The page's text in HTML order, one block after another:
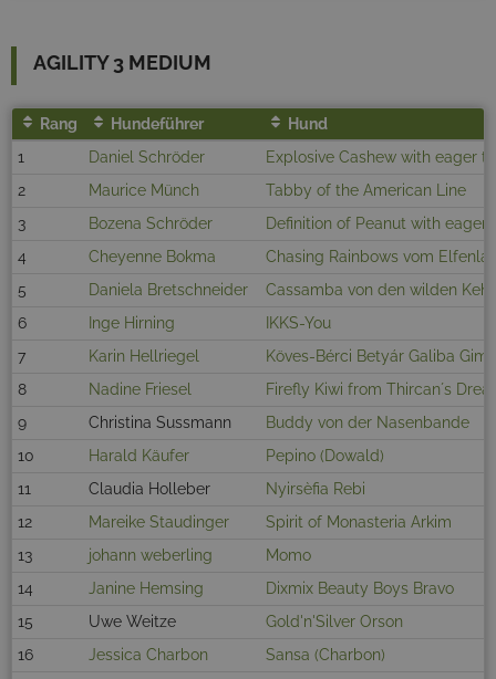
AGILITY 3 MEDIUM
Rang Hundeführer
Hund
1
Daniel Schröder
Explosive Cashew with eager
2
Maurice Münch
Tabby of the American Line
3
Bozena Schröder
Definition of Peanut with eager
4
Cheyenne Bokma
Chasing Rainbows vom
5
Daniela Bretschneider
Cassamba von den wilden
6
Inge Hirning
IKKS-You
7
Karin Hellriegel
Köves-Bérci Betyár Galiba
8
Nadine Friesel
Firefly Kiwi from Thircan´s
9
Christina Sussmann
Buddy von der Nasenbande
10
Harald Käufer
Pepino (Dowald)
11
Claudia Holleber
Nyirsèfia Rebi
12
Mareike Staudinger
Spirit of Monasteria Arkim
13
johann weberling
Momo
14
Janine Hemsing
Dixmix Beauty Boys Bravo
15
Uwe Weitze
Gold'n'Silver Orson
16
Jessica Charbon
Sansa (Charbon)